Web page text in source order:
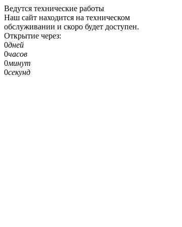
Ведутся технические работы
Наш сайт находится на техническом
обслуживании и скоро будет доступен.
Открытие через:
0дней
0часов
0минут
0секунд